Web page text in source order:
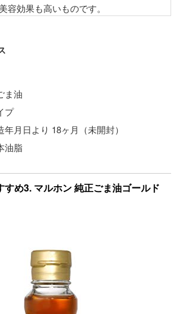
容効果も高いものです。
ま油
プ
月日より 18ヶ月（未開封）
油脂
すめ3. マルホン 純正ごま油ゴールド